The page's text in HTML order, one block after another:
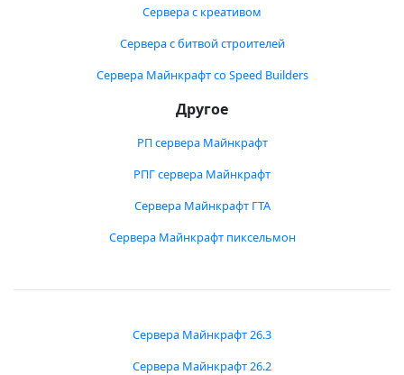
Сервера с креативом
Сервера с битвой строителей
Сервера Майнкрафт со Speed Builders
Другое
РП сервера Майнкрафт
РПГ сервера Майнкрафт
Сервера Майнкрафт ГТА
Сервера Майнкрафт пиксельмон
Сервера Майнкрафт 26.3
Сервера Майнкрафт 26.2